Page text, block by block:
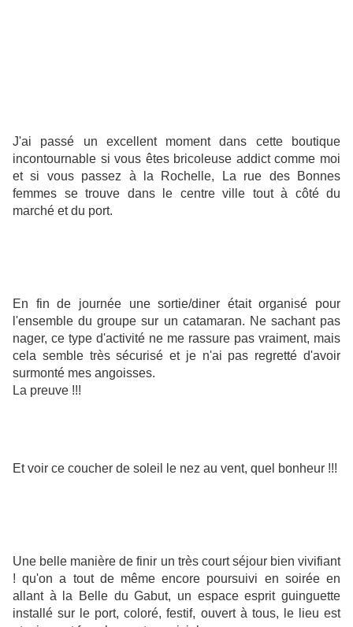
J'ai passé un excellent moment dans cette boutique
incontournable si vous êtes bricoleuse addict comme moi
et si vous passez à la Rochelle, La rue des Bonnes
femmes se trouve dans le centre ville tout à côté du
marché et du port.
En fin de journée une sortie/diner était organisé pour
l'ensemble du groupe sur un catamaran. Ne sachant pas
nager, ce type d'activité ne me rassure pas vraiment, mais
cela semble très sécurisé et je n'ai pas regretté d'avoir
surmonté mes angoisses.
La preuve !!!
Et voir ce coucher de soleil le nez au vent, quel bonheur !!!
Une belle manière de finir un très court séjour bien vivifiant
! qu'on a tout de même encore poursuivi en soirée en
allant à la Belle du Gabut, un espace esprit guinguette
installé sur le port, coloré, festif, ouvert à tous, le lieu est